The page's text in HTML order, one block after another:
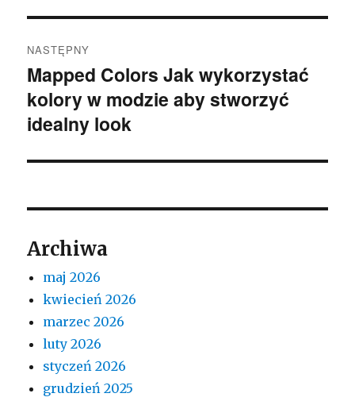
NASTĘPNY
Następny
wpis:
Mapped Colors Jak wykorzystać
kolory w modzie aby stworzyć
idealny look
Archiwa
maj 2026
kwiecień 2026
marzec 2026
luty 2026
styczeń 2026
grudzień 2025